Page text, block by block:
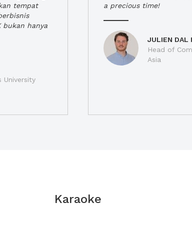
tempat
bukan hanya
University
a precious time!
JULIEN DAL
Head of
Asia
Karaoke